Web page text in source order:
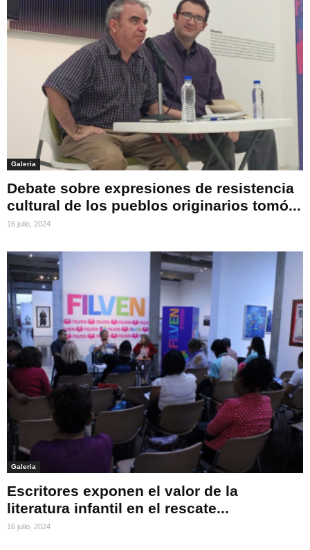
Galeria
Debate sobre expresiones de resistencia
cultural de los pueblos originarios tomó...
16 julio, 2024
Galeria
Escritores exponen el valor de la
literatura infantil en el rescate...
16 julio, 2024